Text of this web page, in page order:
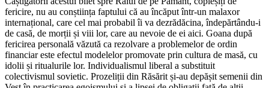
fericire, nu au conștiința faptului că au încăput într-un malaxor
internațional, care cel mai probabil îi va dezrădăcina, îndepărtându-i
de casă, de morții și viii lor, care au nevoie de ei aici. Goana după
fericirea personală văzută ca rezolvare a problemelor de ordin
financiar este efectul modelelor promovate prin cultura de masă, cu
idolii și ritualurile lor. Individualismul liberal a substituit
colectivismul sovietic. Prozeliții din Răsărit și-au depășit semenii din